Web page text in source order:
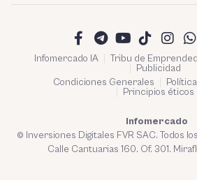
Infomercado IA Tribu de
Publicidad
Condiciones Generales
Principios éticos
Infomercado
© Inversiones Digitales FVR SAC. Todos
Calle Cantuarias 160. Of. 301.